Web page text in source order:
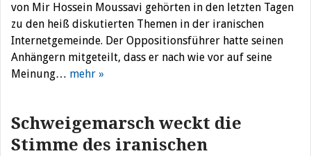
von Mir Hossein Moussavi gehörten in den letzten Tagen
zu den heiß diskutierten Themen in der iranischen
Internetgemeinde. Der Oppositionsführer hatte seinen
Anhängern mitgeteilt, dass er nach wie vor auf seine
Meinung… mehr »
Schweigemarsch weckt die
Stimme des iranischen